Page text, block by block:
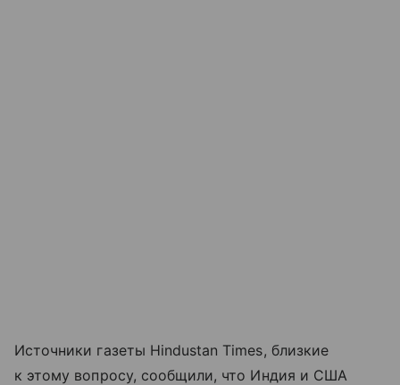
Источники газеты Hindustan Times, близкие
к этому вопросу, сообщили, что Индия и США